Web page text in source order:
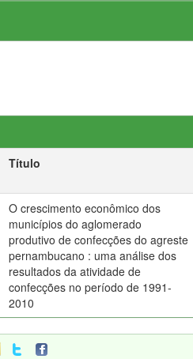
Título
O crescimento econômico dos
municípios do aglomerado
produtivo de confecções do agreste
pernambucano : uma análise dos
resultados da atividade de
confecções no período de 1991-
2010